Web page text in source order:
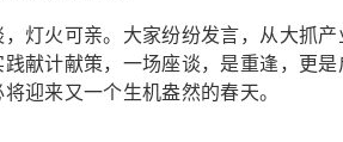
火可亲。大家纷纷发言，从大抓产
献计献策，一场座谈，是重逢，更
迎来又一个生机盎然的春天。